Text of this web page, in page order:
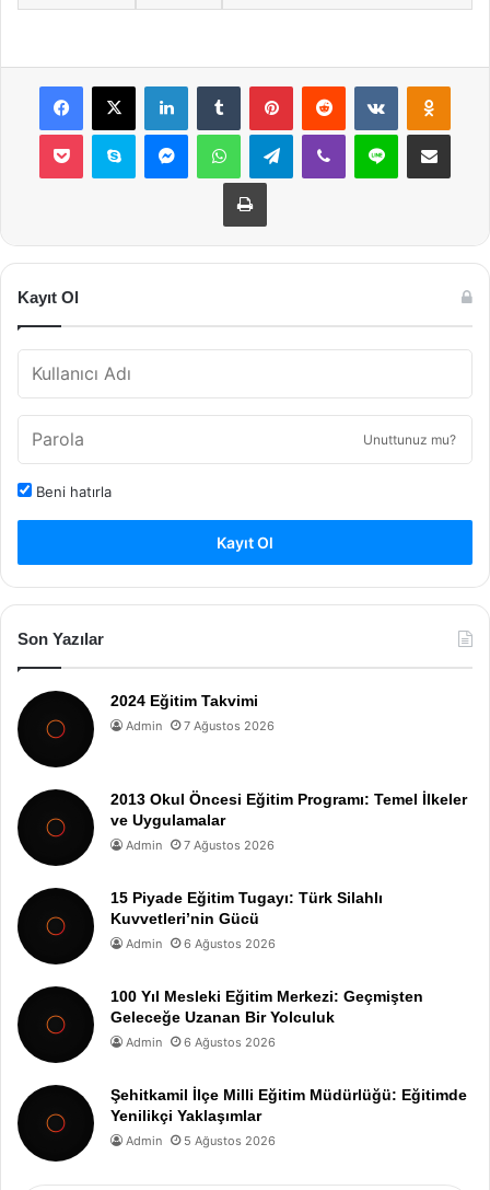
Facebook
X LinkedInTumblr PinterestReddit VKontakte
Pocket Skype MessengerWhatsAppTelegramViber Line E-Posta ile
Yazdır
Kayıt Ol
Unuttunuz mu?
Beni hatırla
Kayıt Ol
Son Yazılar
2024 Eğitim Takvimi
Admin 7 Ağustos 2026
2013 Okul Öncesi Eğitim Programı: Temel İlkeler
ve Uygulamalar
Admin 7 Ağustos 2026
15 Piyade Eğitim Tugayı: Türk Silahlı
Kuvvetleri’nin Gücü
Admin 6 Ağustos 2026
100 Yıl Mesleki Eğitim Merkezi: Geçmişten
Geleceğe Uzanan Bir Yolculuk
Admin 6 Ağustos 2026
Şehitkamil İlçe Milli Eğitim Müdürlüğü: Eğitimde
Yenilikçi Yaklaşımlar
Admin 5 Ağustos 2026